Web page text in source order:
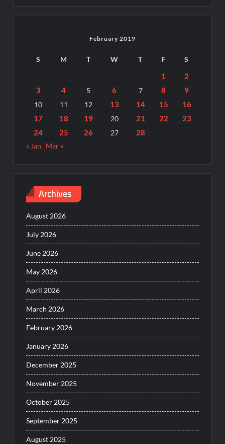
February 2019
S M T W T F S
1
2
3
4 5 6 7 8 9
10 11 12 13 14 15
16
17
18 19 20 21 22
23
24
25 26 27 28
« Jan Mar »
Archives
August 2026
July 2026
June 2026
May 2026
April 2026
March 2026
February 2026
January 2026
December 2025
November 2025
October 2025
September 2025
August 2025